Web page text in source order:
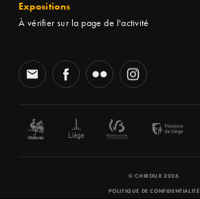
Expositions
À vérifier sur la page de l'activité
© CHIROUX 2026
POLITIQUE DE CONFIDENTIALITÉ